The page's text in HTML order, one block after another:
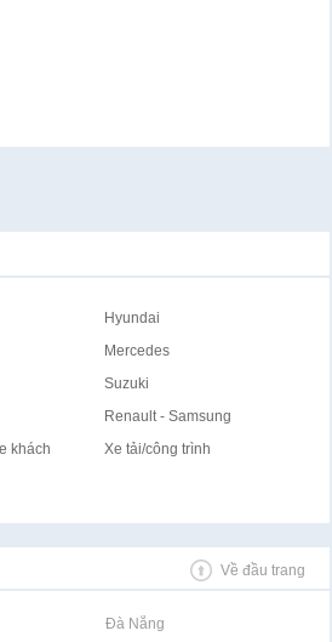
Hyundai
Mercedes
Suzuki
Renault - Samsung
khách
Xe tải/công trình
Về đầu trang
Rao vặt tại Đà Nẵng